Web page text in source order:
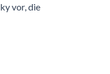
vor, die